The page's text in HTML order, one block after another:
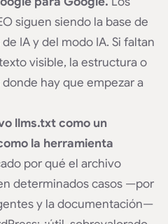
siguen siendo la base de
IA y del modo IA. Si faltan
visible, la estructura o
hay que empezar a
llms.txt como un
la herramienta
por qué el archivo
determinados casos —por
y la documentación—